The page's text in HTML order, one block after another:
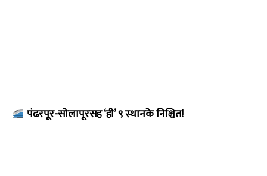
पंढरपूर-सोलापूरसह ‘ही’ ९ स्थानके निश्चित!